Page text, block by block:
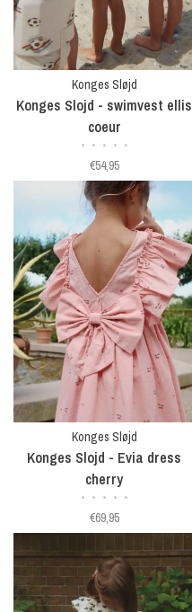
Konges Sløjd
Konges Slojd - swimvest ellis
coeur
• • • • •
€54,95
Konges Sløjd
Konges Slojd - Evia dress
cherry
• • • • •
€69,95